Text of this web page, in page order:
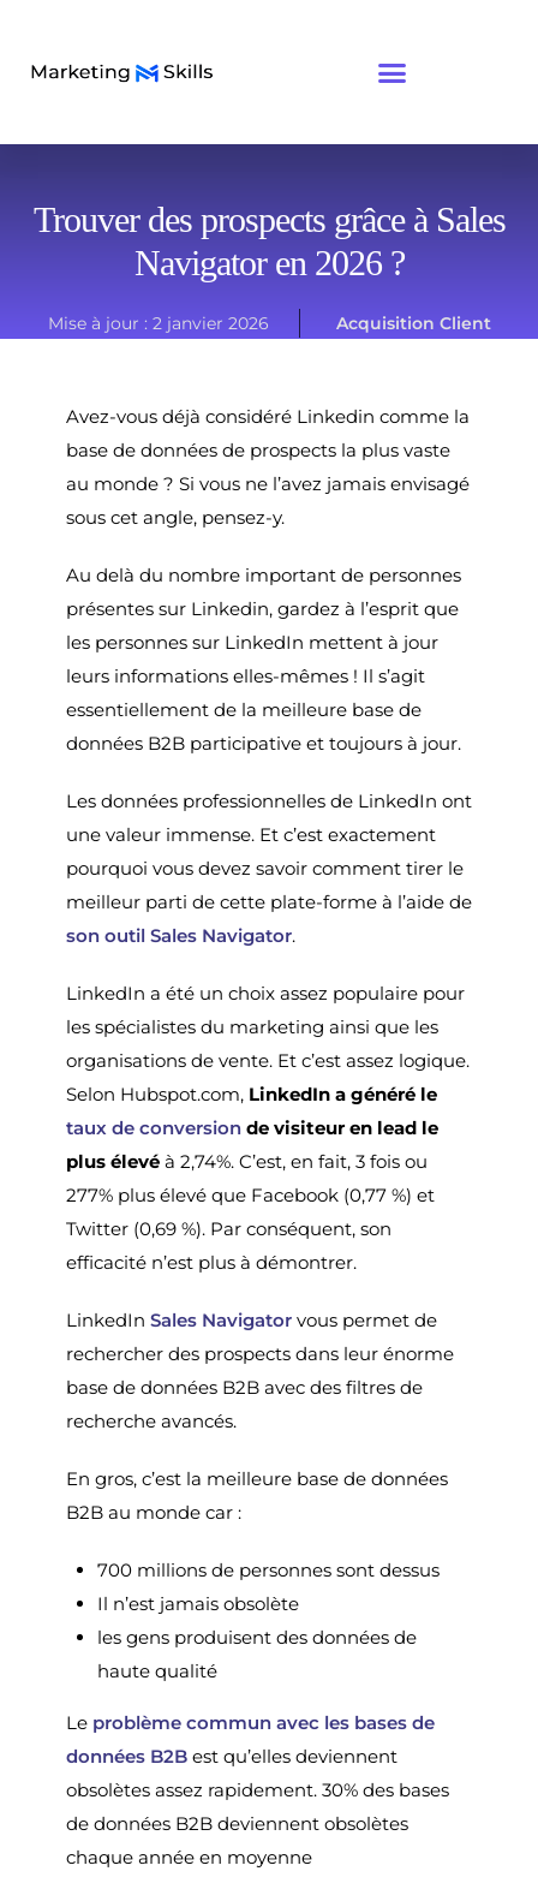
Trouver des prospects grâce à Sales
Navigator en 2026 ?
Mise à jour : 2 janvier 2026 Acquisition Client
Avez-vous déjà considéré Linkedin comme la
base de données de prospects la plus vaste
au monde ? Si vous ne l’avez jamais envisagé
sous cet angle, pensez-y.
Au delà du nombre important de personnes
présentes sur Linkedin, gardez à l’esprit que
les personnes sur LinkedIn mettent à jour
leurs informations elles-mêmes ! Il s’agit
essentiellement de la meilleure base de
données B2B participative et toujours à jour.
Les données professionnelles de LinkedIn ont
une valeur immense. Et c’est exactement
pourquoi vous devez savoir comment tirer le
meilleur parti de cette plate-forme à l’aide de
son outil Sales Navigator.
LinkedIn a été un choix assez populaire pour
les spécialistes du marketing ainsi que les
organisations de vente. Et c’est assez logique.
Selon Hubspot.com, LinkedIn a généré le
taux de conversion de visiteur en lead le
plus élevé à 2,74%. C’est, en fait, 3 fois ou
277% plus élevé que Facebook (0,77 %) et
Twitter (0,69 %). Par conséquent, son
efficacité n’est plus à démontrer.
LinkedIn Sales Navigator vous permet de
rechercher des prospects dans leur énorme
base de données B2B avec des filtres de
recherche avancés.
En gros, c’est la meilleure base de données
B2B au monde car :
700 millions de personnes sont dessus
Il n’est jamais obsolète
les gens produisent des données de
haute qualité
Le problème commun avec les bases de
données B2B est qu’elles deviennent
obsolètes assez rapidement. 30% des bases
de données B2B deviennent obsolètes
chaque année en moyenne